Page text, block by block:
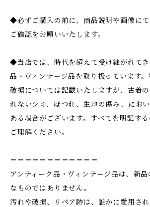
◆必ずご購入の前に、商品説明や画像に
ご確認をお願いいたします。
◆当店では、時代を超えて受け継がれてき
品・ヴィンテージ品を取り扱っています
破損については記載いたしますが、古着
れないシミ、ほつれ、生地の傷み、にお
ある場合がございます。すべてを明記す
ご理解ください。
＝＝＝＝＝＝＝＝＝＝＝＝
アンティーク品・ヴィンテージ品は、新
なものではありません。
汚れや破損、リペア跡は、誰かに愛用され